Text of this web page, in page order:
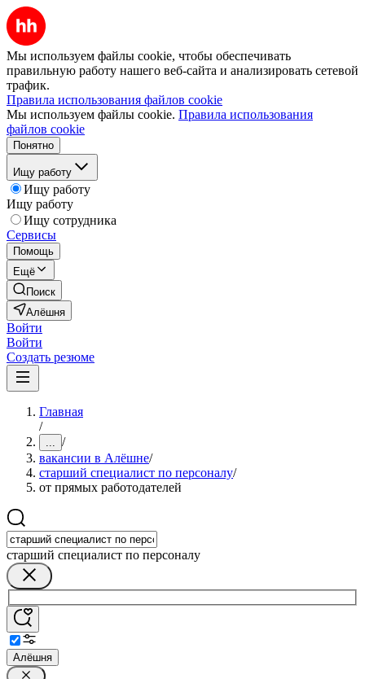
Мы используем файлы cookie, чтобы обеспечивать
правильную работу нашего веб-сайта и анализировать сетевой
трафик.
Правила использования файлов cookie
Мы используем файлы cookie. Правила использования
файлов cookie
Понятно
Ищу работу
Ищу работу
Ищу работу
Ищу сотрудника
Сервисы
Помощь
Ещё
Поиск
Алёшня
Войти
Войти
Создать резюме
Главная
/
... /
вакансии в Алёшне/
старший специалист по персоналу/
от прямых работодателей
старший специалист по персоналу
Алёшня